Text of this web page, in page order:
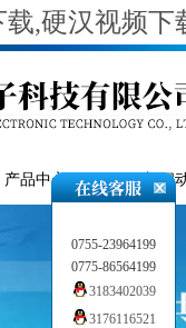
,硬汉视频
产品中心 新闻
0755-23964199
0775-86564199
3183402039
3176116521